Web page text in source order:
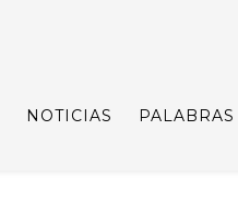
NOTICIAS